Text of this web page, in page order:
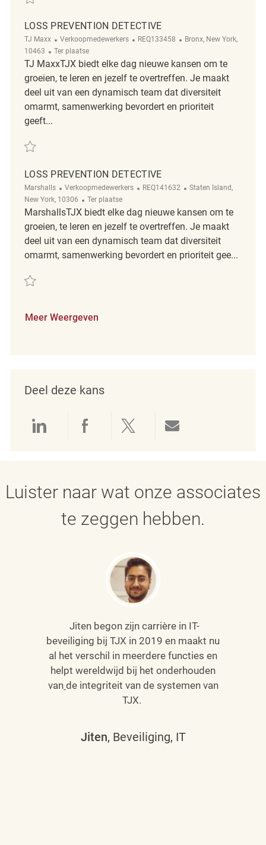
LOSS PREVENTION DETECTIVE
TJ Maxx Categorie
Verkoopmedewerkers ReqId
REQ133458 Plaats
Bronx, New York,
10463
Afgelegen
Ter plaatse
TJ MaxxTJX biedt elke dag nieuwe kansen om te
groeien, te leren en jezelf te overtreffen. Je maakt
deel uit van een dynamisch team dat diversiteit
omarmt, samenwerking bevordert en prioriteit
geeft...
Redden Loss Prevention Detective REQ133458
LOSS PREVENTION DETECTIVE
Marshalls Categorie
Verkoopmedewerkers ReqId
REQ141632 Plaats
Staten Island,
New York, 10306
Afgelegen
Ter plaatse
MarshallsTJX biedt elke dag nieuwe kansen om te
groeien, te leren en jezelf te overtreffen. Je maakt
deel uit van een dynamisch team dat diversiteit
omarmt, samenwerking bevordert en prioriteit gee...
Redden Loss Prevention Detective REQ141632
Meer Weergeven
Deel deze kans
Delen via LinkedIn
Delen via Facebook
Delen via twitter
Luister naar wat onze associates
te zeggen hebben.
Jiten begon zijn carrière in IT-
beveiliging bij TJX in 2019 en maakt nu
al het verschil in meerdere functies en
helpt wereldwijd bij het onderhouden
van de integriteit van de systemen van
TJX.
Jiten, Beveiliging, IT